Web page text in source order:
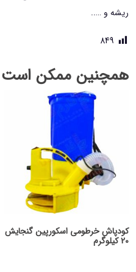
ریشه و …..
849
همچنین ممکن است
کودپاش خرطومی اسکورپین گنجایش
20 کیلوگرم